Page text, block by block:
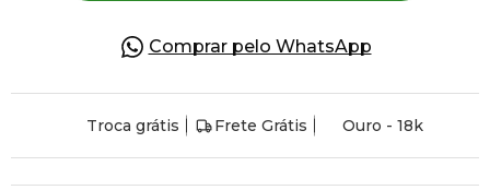
Comprar pelo WhatsApp
Troca grátis Frete Grátis Ouro - 18k
OFERTAS